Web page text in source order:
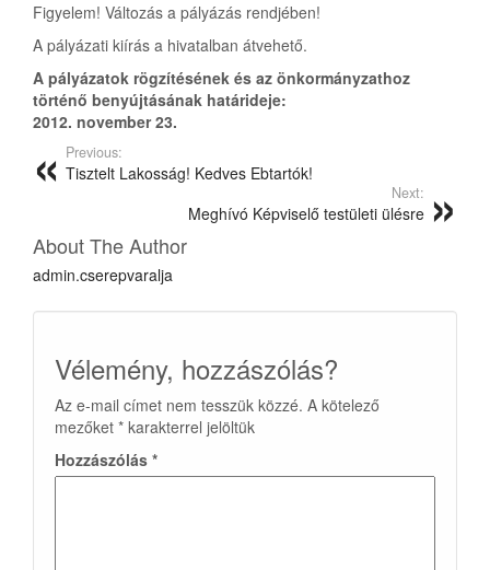
Figyelem! Változás a pályázás rendjében!
A pályázati kiírás a hivatalban átvehető.
A pályázatok rögzítésének és az önkormányzathoz
történő benyújtásának határideje:
2012. november 23.
Previous:
Tisztelt Lakosság! Kedves Ebtartók!
Next:
Meghívó Képviselő testületi ülésre
About The Author
admin.cserepvaralja
Vélemény, hozzászólás?
Az e-mail címet nem tesszük közzé. A kötelező
mezőket * karakterrel jelöltük
Hozzászólás *